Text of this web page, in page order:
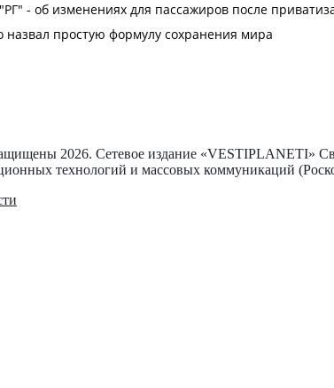
2026. Сетевое издание «VESTIPLANETI»
технологий и массовых коммуникаций